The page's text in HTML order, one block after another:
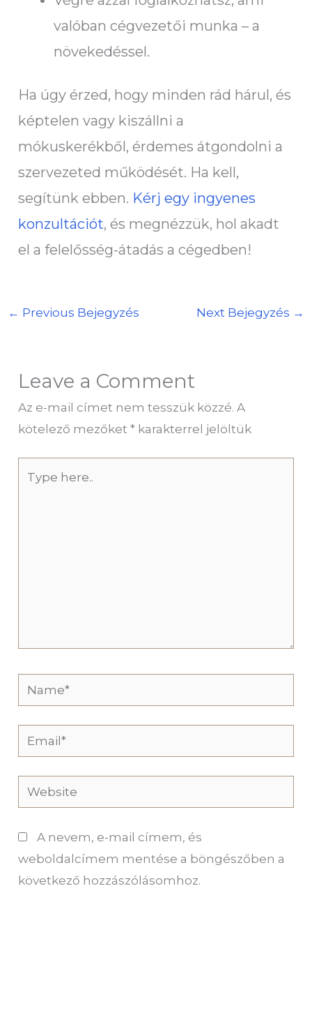
valóban cégvezetői munka – a
növekedéssel.
Ha úgy érzed, hogy minden rád hárul, és
képtelen vagy kiszállni a
mókuskerékből, érdemes átgondolni a
szervezeted működését. Ha kell,
segítünk ebben. Kérj egy ingyenes
konzultációt, és megnézzük, hol akadt
el a felelősség-átadás a cégedben!
← Previous Bejegyzés Next Bejegyzés →
Leave a Comment
Az e-mail címet nem tesszük közzé. A
kötelező mezőket* karakterrel jelöltük
Name*
Email*
Website
A nevem, e-mail címem, és
weboldalcímem mentése a böngészőben a
következő hozzászólásomhoz.